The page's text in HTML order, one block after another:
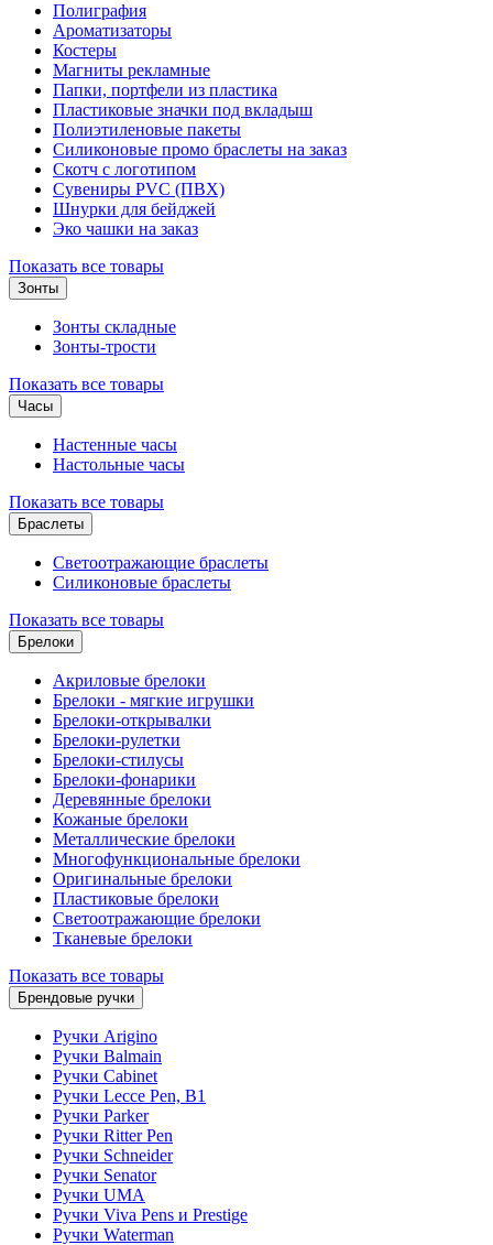
Полиграфия
Ароматизаторы
Костеры
Магниты рекламные
Папки, портфели из пластика
Пластиковые значки под вкладыш
Полиэтиленовые пакеты
Силиконовые промо браслеты на заказ
Скотч с логотипом
Сувениры PVC (ПВХ)
Шнурки для бейджей
Эко чашки на заказ
Показать все товары
Зонты
Зонты складные
Зонты-трости
Показать все товары
Часы
Настенные часы
Настольные часы
Показать все товары
Браслеты
Светоотражающие браслеты
Силиконовые браслеты
Показать все товары
Брелоки
Акриловые брелоки
Брелоки - мягкие игрушки
Брелоки-открывалки
Брелоки-рулетки
Брелоки-стилусы
Брелоки-фонарики
Деревянные брелоки
Кожаные брелоки
Металлические брелоки
Многофункциональные брелоки
Оригинальные брелоки
Пластиковые брелоки
Светоотражающие брелоки
Тканевые брелоки
Показать все товары
Брендовые ручки
Ручки Arigino
Ручки Balmain
Ручки Cabinet
Ручки Lecce Pen, B1
Ручки Parker
Ручки Ritter Pen
Ручки Schneider
Ручки Senator
Ручки UMA
Ручки Viva Pens и Prestige
Ручки Waterman